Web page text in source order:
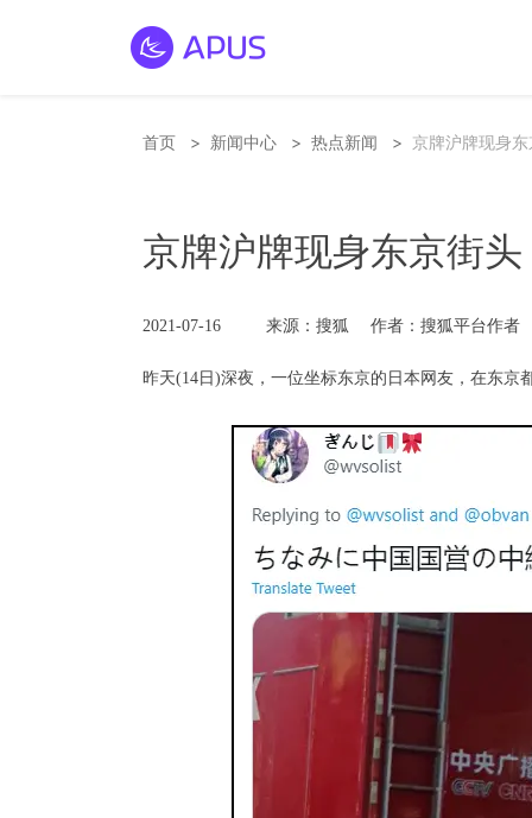
首页 > 新闻中心 > 热点新闻 > 京牌沪牌现身
京牌沪牌现身东京街头
2021-07-16 来源：搜狐 作者：搜狐平台作者
昨天(14日)深夜，一位坐标东京的日本网友，在东